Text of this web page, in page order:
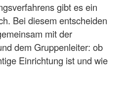
gibt es ein
Bei diesem entscheiden
mit der
dem Gruppenleiter: ob
Einrichtung ist und wie